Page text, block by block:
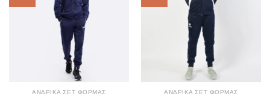
ΑΝΔΡΙΚΆ ΣΕΤ ΦΌΡΜΑΣ ΑΝΔΡΙΚΆ ΣΕΤ ΦΌΡΜΑΣ